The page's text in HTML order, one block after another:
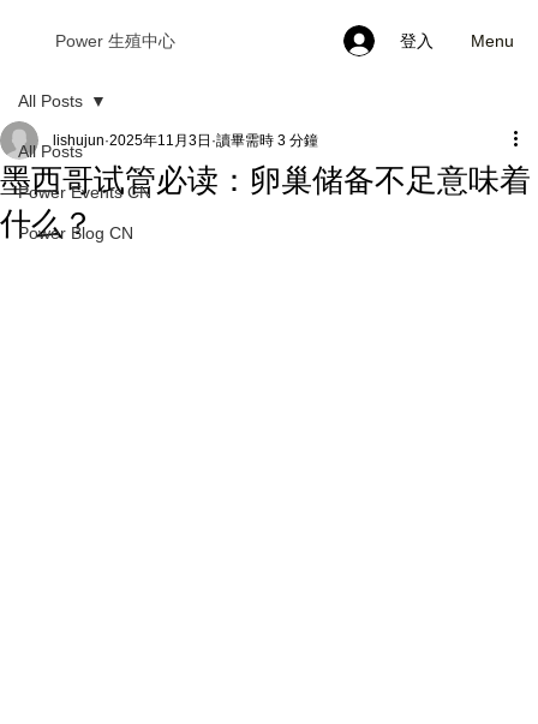
Power 生殖中心 登入 Menu
All Posts
Power Events CN
Power Blog CN
All Posts
墨西哥试管必读：卵巢储备不足意味着
什么？
lishujun 2025年11月3日 讀畢需時 3 分鐘